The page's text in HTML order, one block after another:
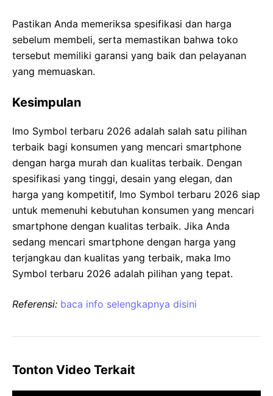
Pastikan Anda memeriksa spesifikasi dan harga
sebelum membeli, serta memastikan bahwa toko
tersebut memiliki garansi yang baik dan pelayanan
yang memuaskan.
Kesimpulan
Imo Symbol terbaru 2026 adalah salah satu pilihan
terbaik bagi konsumen yang mencari smartphone
dengan harga murah dan kualitas terbaik. Dengan
spesifikasi yang tinggi, desain yang elegan, dan
harga yang kompetitif, Imo Symbol terbaru 2026 siap
untuk memenuhi kebutuhan konsumen yang mencari
smartphone dengan kualitas terbaik. Jika Anda
sedang mencari smartphone dengan harga yang
terjangkau dan kualitas yang terbaik, maka Imo
Symbol terbaru 2026 adalah pilihan yang tepat.
Referensi: baca info selengkapnya disini
Tonton Video Terkait